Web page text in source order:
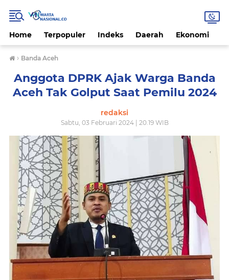
Home Terpopuler Indeks Daerah Ekonomi
› Banda Aceh
Anggota DPRK Ajak Warga Banda
Aceh Tak Golput Saat Pemilu 2024
redaksi
Sabtu, 03 Februari 2024 | 20.19 WIB